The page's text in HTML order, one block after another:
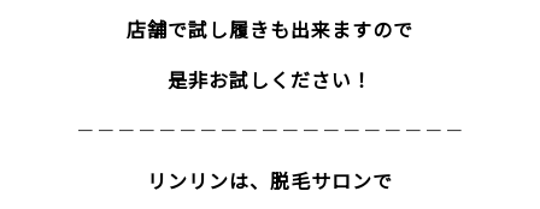
店舗で試し履きも出来ますので
是非お試しください！
－－－－－－－－－－－－－－－－－－－
リンリンは、脱毛サロンで